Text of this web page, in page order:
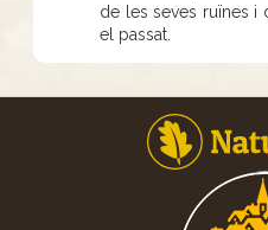
de les seves ruïnes i
el passat.